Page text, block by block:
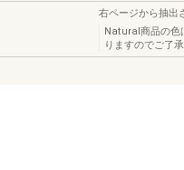
右ページから抽出
Natural商品の色
りますのでご了